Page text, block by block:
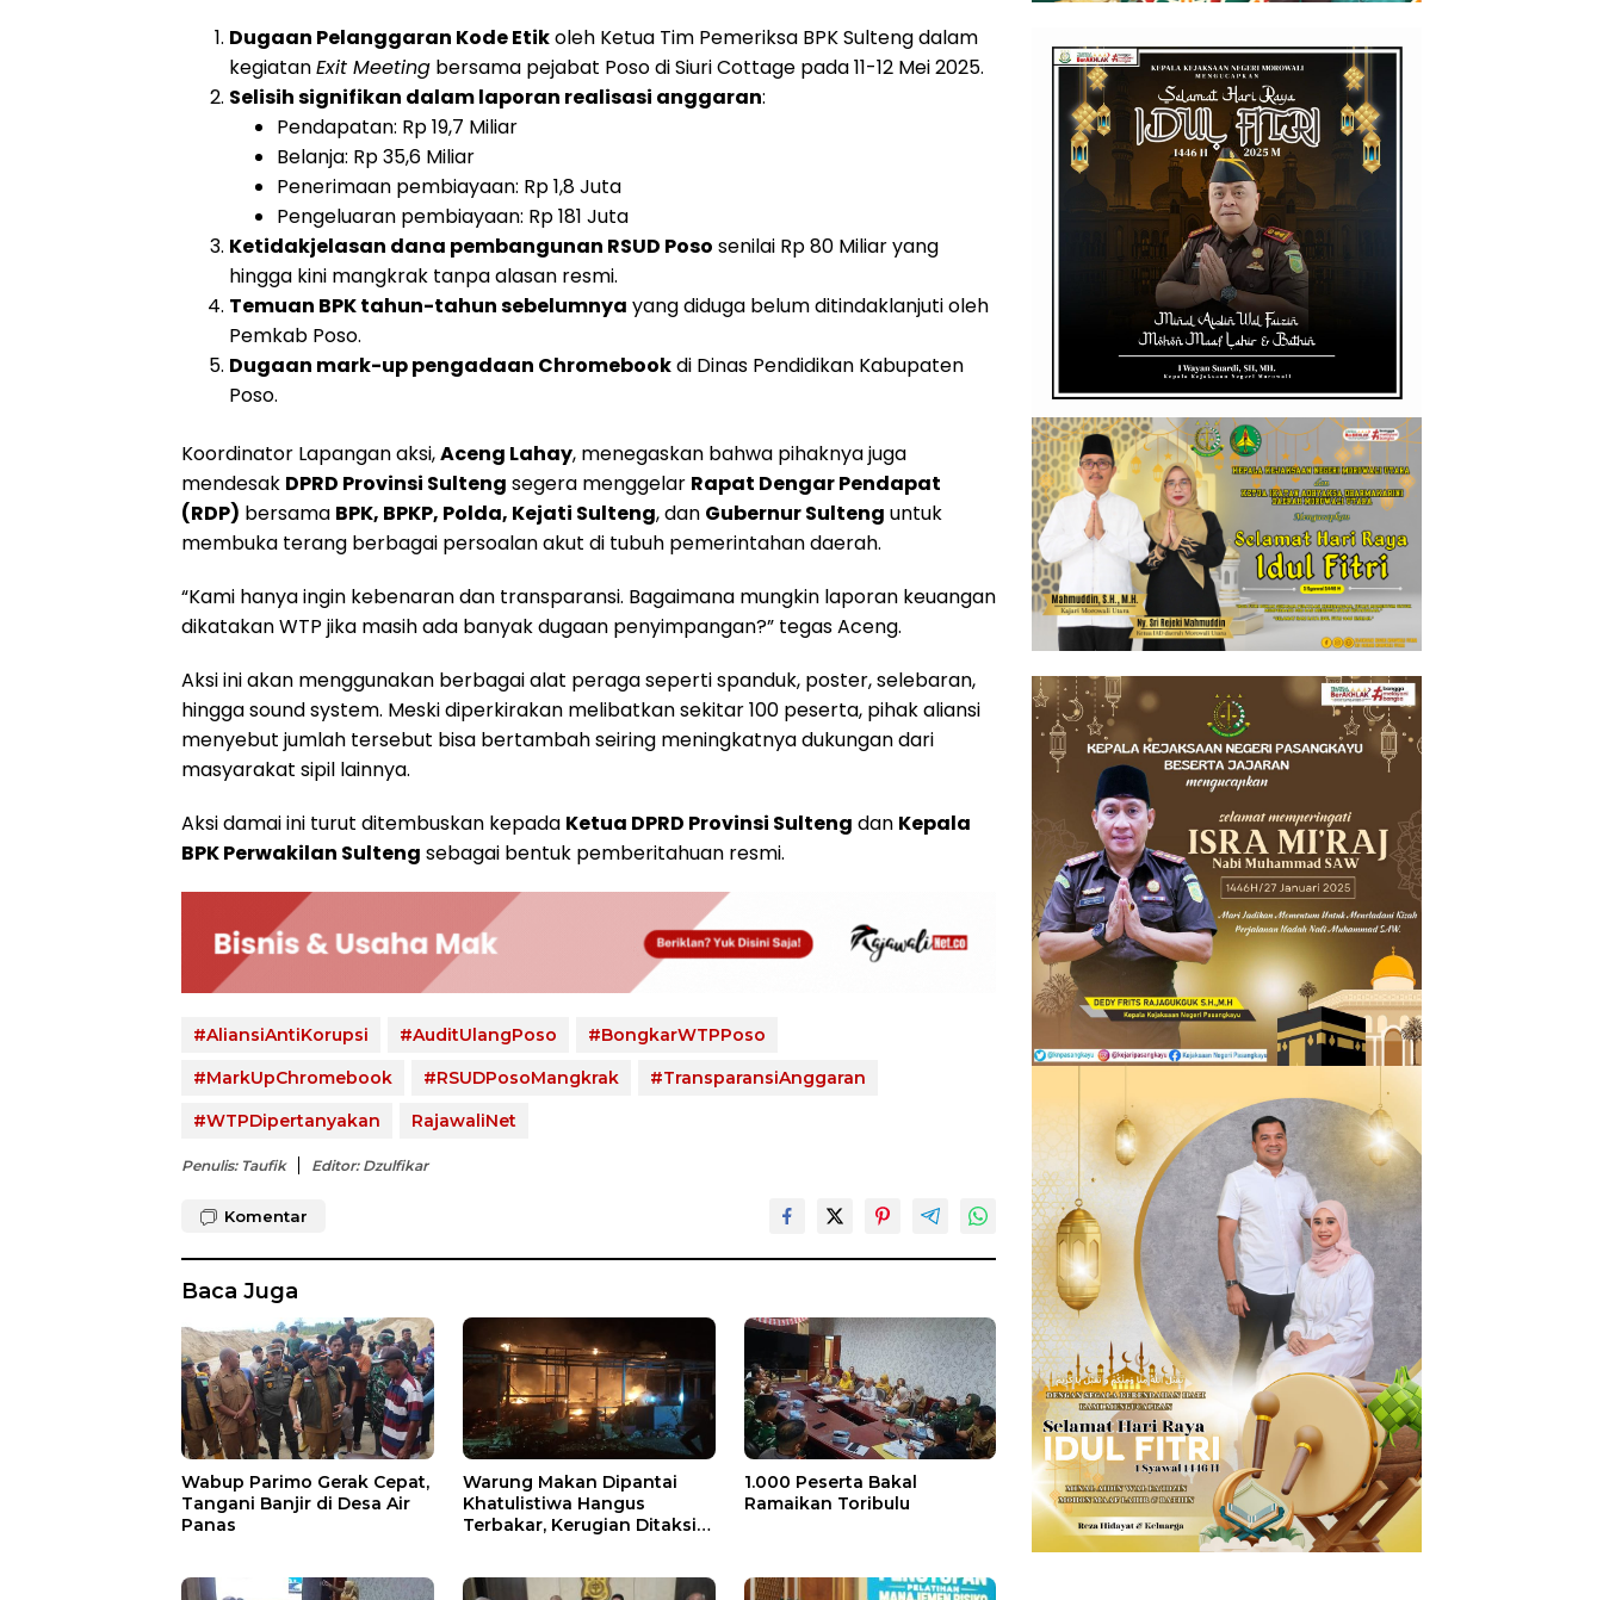
Dugaan Pelanggaran Kode Etikoleh Ketua Tim Pemeriksa BPK Sulteng dalam
kegiatanExit Meeting bersama pejabat Poso di Siuri Cottage pada 11-12 Mei 2025.
Selisih signifikan dalam laporan realisasi anggaran:
Pendapatan: Rp 19,7 Miliar
Belanja: Rp 35,6 Miliar
Penerimaan pembiayaan: Rp 1,8 Juta
Pengeluaran pembiayaan: Rp 181 Juta
Ketidakjelasan dana pembangunan RSUD Poso senilai Rp 80 Miliar yang
hingga kini mangkrak tanpa alasan resmi.
Temuan BPK tahun-tahun sebelumnya yang diduga belum ditindaklanjuti oleh
Pemkab Poso.
Dugaan mark-up pengadaan Chromebookdi Dinas Pendidikan Kabupaten
Poso.
Koordinator Lapangan aksi,Aceng Lahay, menegaskan bahwa pihaknya juga
mendesak DPRD Provinsi Sulteng segera menggelar Rapat Dengar Pendapat
(RDP) bersama BPK, BPKP, Polda, Kejati Sulteng, dan Gubernur Sulteng untuk
membuka terang berbagai persoalan akut di tubuh pemerintahan daerah.
“Kami hanya ingin kebenaran dan transparansi. Bagaimana mungkin laporan keuangan
dikatakan WTP jika masih ada banyak dugaan penyimpangan?” tegas Aceng.
Aksi ini akan menggunakan berbagai alat peraga seperti spanduk, poster, selebaran,
hingga sound system. Meski diperkirakan melibatkan sekitar 100 peserta, pihak aliansi
menyebut jumlah tersebut bisa bertambah seiring meningkatnya dukungan dari
masyarakat sipil lainnya.
Aksi damai ini turut ditembuskan kepada Ketua DPRD Provinsi Sulteng dan Kepala
BPK Perwakilan Sulteng sebagai bentuk pemberitahuan resmi.
#AliansiAntiKorupsi #AuditUlangPoso
#BongkarWTPPoso
#MarkUpChromebook
#RSUDPosoMangkrak
#TransparansiAnggaran
#WTPDipertanyakan
RajawaliNet
Penulis: Taufik Editor: Dzulfikar
Komentar
Baca Juga
Wabup Parimo Gerak Cepat,
Tangani Banjir di Desa Air
Panas
Warung Makan Dipantai
Khatulistiwa Hangus
Terbakar, Kerugian Ditaksir
1.000 Peserta Bakal
Ramaikan Toribulu